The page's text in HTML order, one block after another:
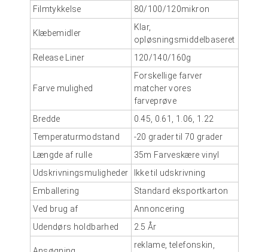
Filmtykkelse 80/100/120mikron
Klæbemidler
Klar,
opløsningsmiddelbaseret
Release Liner
120/140/160g
Farve mulighed
Forskellige farver
matcher vores
farveprøve
Bredde
0.45, 0.61, 1.06, 1.22
Temperaturmodstand
-20 grader til 70 grader
Længde af rulle
35m Farveskære vinyl
Udskrivningsmuligheder
Ikke til udskrivning
Emballering
Standard eksportkarton
Ved brug af
Annoncering
Udendørs holdbarhed
2.5 År
reklame, telefonskin,